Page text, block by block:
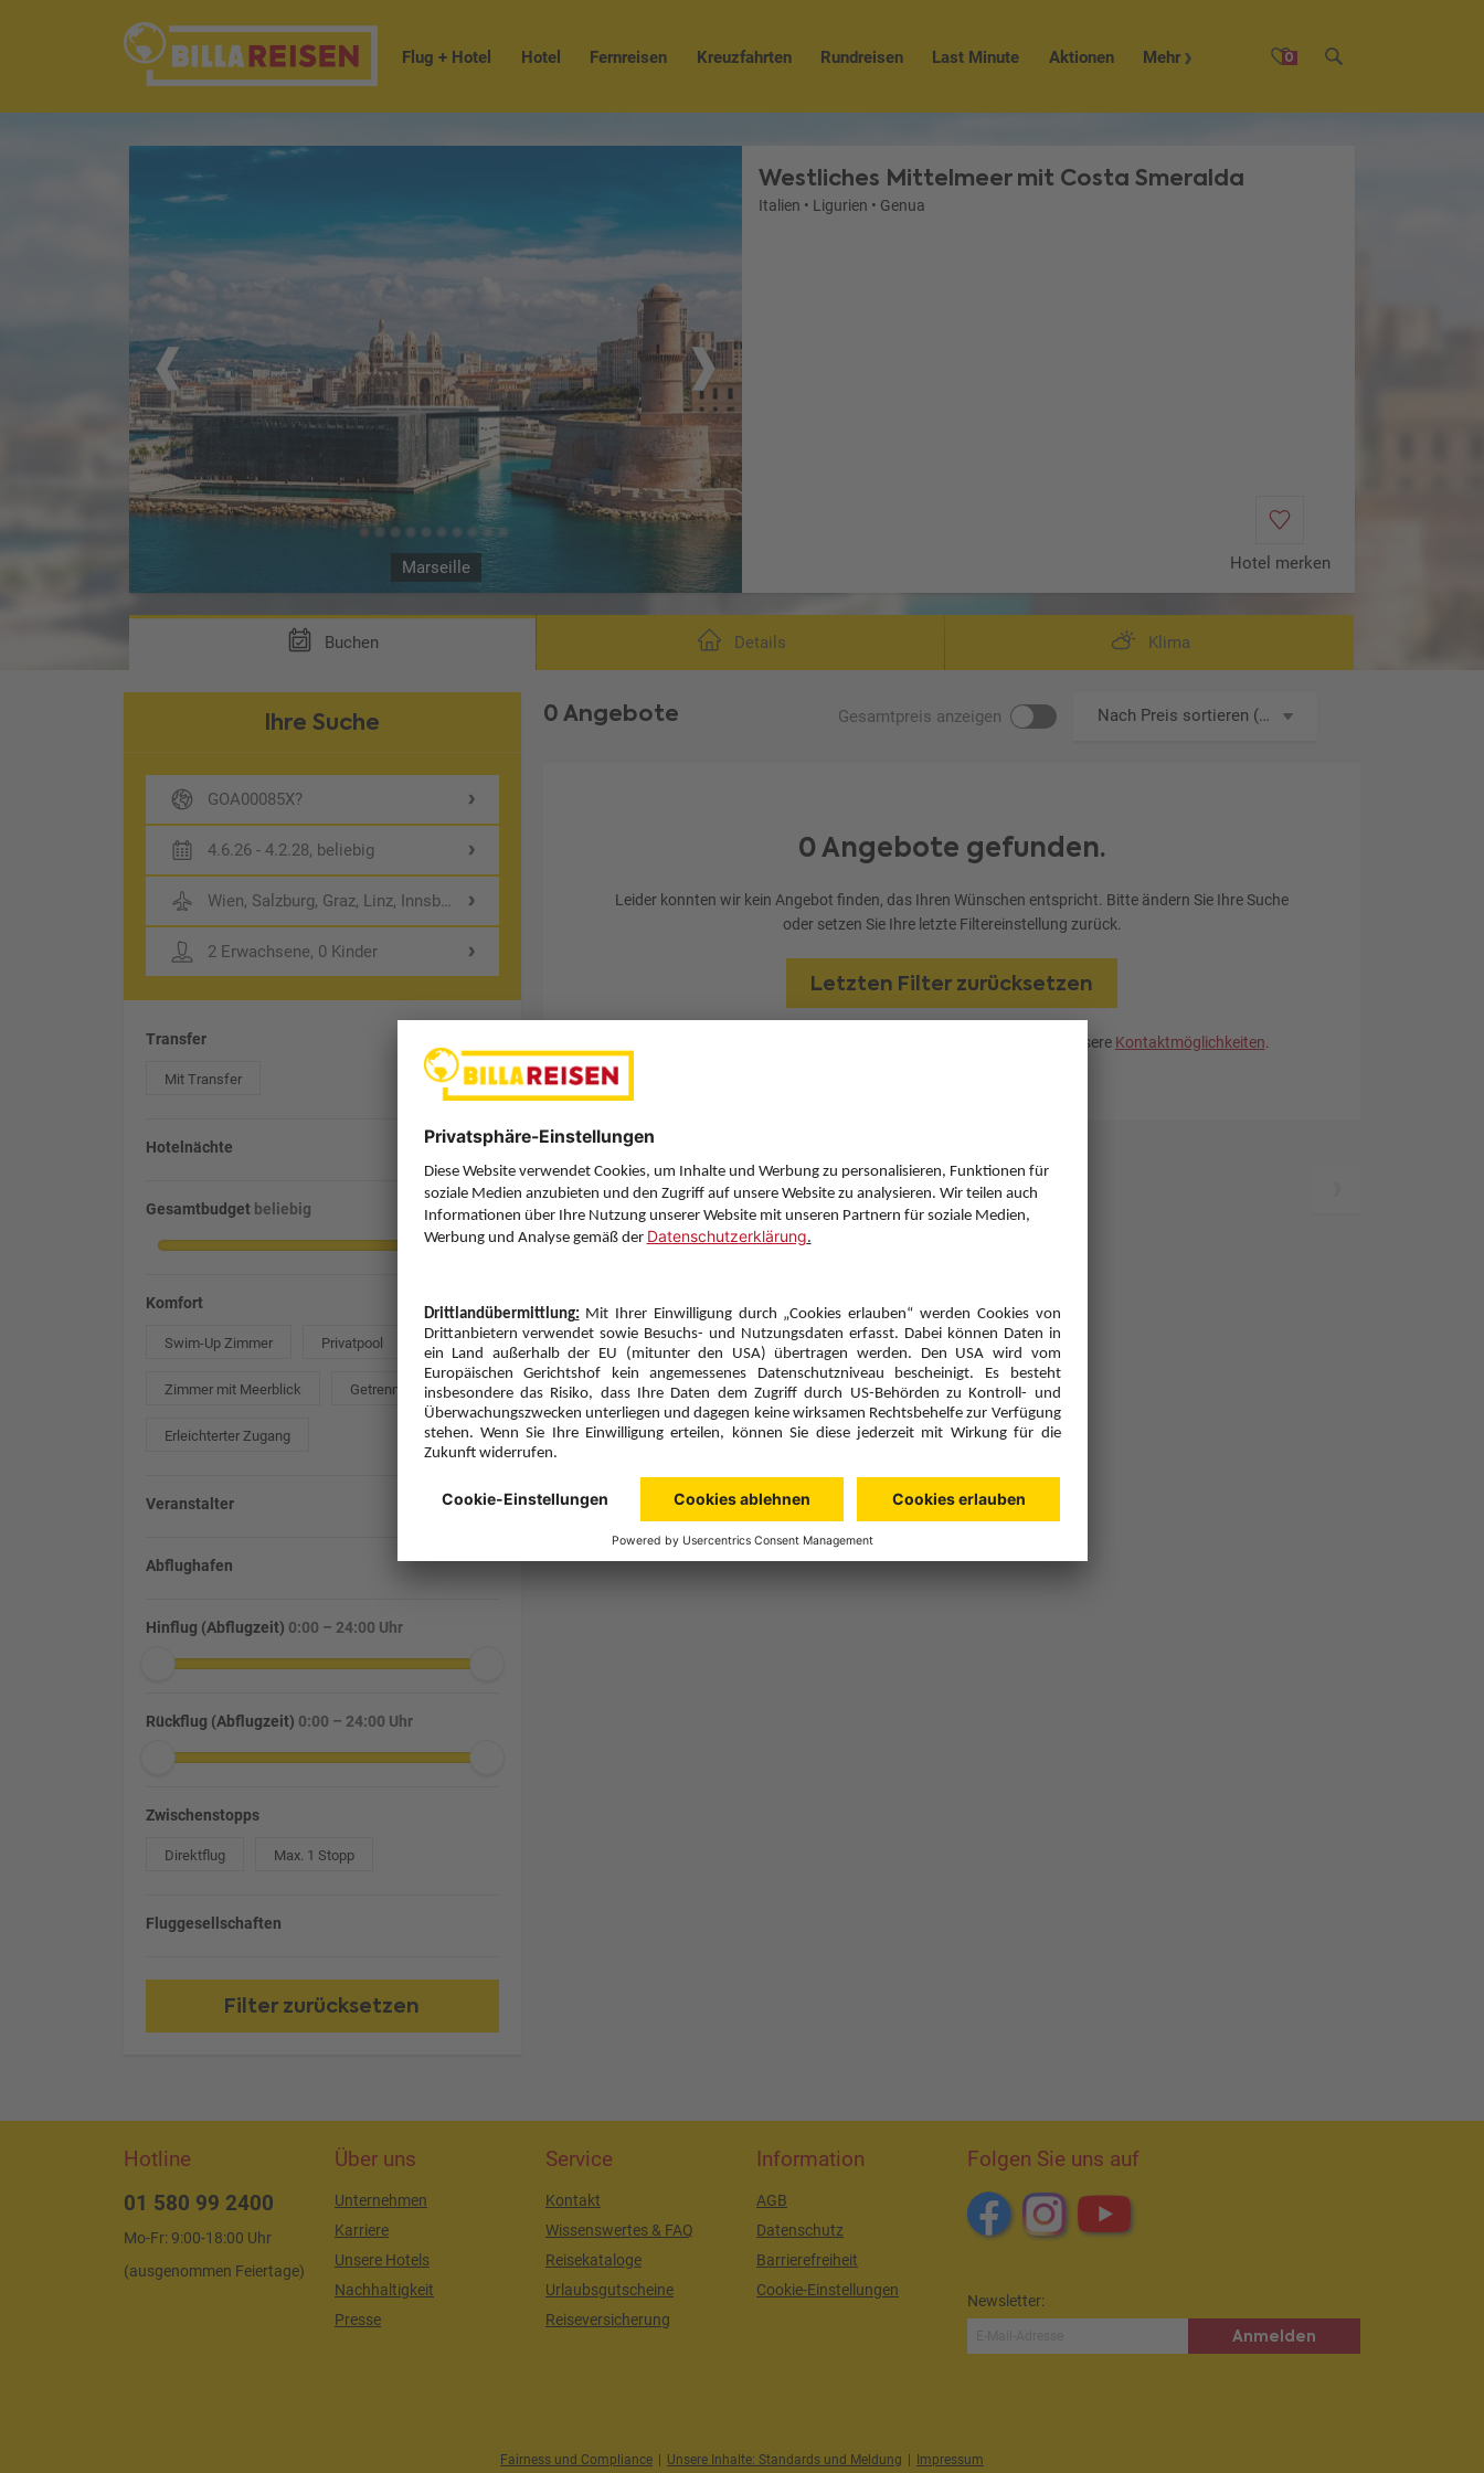
0
Flug + Hotel Hotel Fernreisen Kreuzfahrten Rundreisen Last Minute Aktionen Mehr
Marseille
Westliches Mittelmeer mit Costa Smeralda
Italien • Ligurien • Genua
Hotel merken
Buchen Details Klima
Ihre Suche
GOA00085X?
4.6.26 - 4.2.28, beliebig
Wien, Salzburg, Graz, Linz, Innsbruck
2 Erwachsene, 0 Kinder
Transfer
Mit Transfer
Hotelnächte
Gesamtbudget beliebig
Komfort
Swim-Up Zimmer Privatpool
Zimmer mit Meerblick Getrennte Betten
Erleichterter Zugang
Veranstalter
Abflughafen
Hinflug (Abflugzeit) 0:00 – 24:00 Uhr
Rückflug (Abflugzeit) 0:00 – 24:00 Uhr
Zwischenstopps
Direktflug Max. 1 Stopp
Fluggesellschaften
Filter zurücksetzen
0 Angebote Gesamtpreis anzeigen Nach Preis sortieren (aufsteigend)
0 Angebote gefunden.
Leider konnten wir kein Angebot finden, das Ihren Wünschen entspricht. Bitte ändern Sie Ihre Suche
oder setzen Sie Ihre letzte Filtereinstellung zurück.
Letzten Filter zurücksetzen
Sie haben eine Frage? Wir helfen Ihnen gerne weiter. Nutzen Sie unsere Kontaktmöglichkeiten.
Hotline
01 580 99 2400
Mo-Fr: 9:00-18:00 Uhr
(ausgenommen Feiertage)
Über uns
Unternehmen
Karriere
Unsere Hotels
Nachhaltigkeit
Presse
Service
Kontakt
Wissenswertes & FAQ
Reisekataloge
Urlaubsgutscheine
Reiseversicherung
Information
AGB
Datenschutz
Barrierefreiheit
Cookie-Einstellungen
Folgen Sie uns auf
Newsletter:
Anmelden
Fairness und Compliance | Unsere Inhalte: Standards und Meldung | Impressum